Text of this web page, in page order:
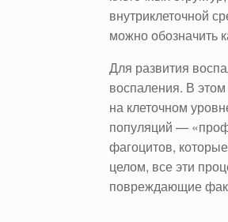
внутриклеточной
можно обозначить
Для развития
воспаления. В
на клеточном
популяций —
фагоцитов,
целом, все эти
повреждающие